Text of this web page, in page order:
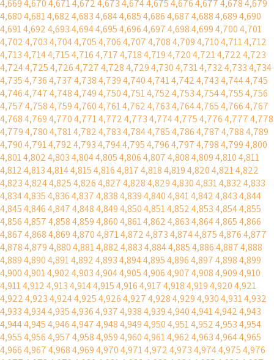
4,6694,6704,6714,6724,6734,6744,6754,6764,6774,6784,679
4,6804,6814,6824,6834,6844,6854,6864,6874,6884,6894,690
4,6914,6924,6934,6944,6954,6964,6974,6984,6994,7004,701
4,7024,7034,7044,7054,7064,7074,7084,7094,7104,7114,712
4,7134,7144,7154,7164,7174,7184,7194,7204,7214,7224,723
4,7244,7254,7264,7274,7284,7294,7304,7314,7324,7334,734
4,7354,7364,7374,7384,7394,7404,7414,7424,7434,7444,745
4,7464,7474,7484,7494,7504,7514,7524,7534,7544,7554,756
4,7574,7584,7594,7604,7614,7624,7634,7644,7654,7664,767
4,7684,7694,7704,7714,7724,7734,7744,7754,7764,7774,778
4,7794,7804,7814,7824,7834,7844,7854,7864,7874,7884,789
4,7904,7914,7924,7934,7944,7954,7964,7974,7984,7994,800
4,8014,8024,8034,8044,8054,8064,8074,8084,8094,8104,811
4,8124,8134,8144,8154,8164,8174,8184,8194,8204,8214,822
4,8234,8244,8254,8264,8274,8284,8294,8304,8314,8324,833
4,8344,8354,8364,8374,8384,8394,8404,8414,8424,8434,844
4,8454,8464,8474,8484,8494,8504,8514,8524,8534,8544,855
4,8564,8574,8584,8594,8604,8614,8624,8634,8644,8654,866
4,8674,8684,8694,8704,8714,8724,8734,8744,8754,8764,877
4,8784,8794,8804,8814,8824,8834,8844,8854,8864,8874,888
4,8894,8904,8914,8924,8934,8944,8954,8964,8974,8984,899
4,9004,9014,9024,9034,9044,9054,9064,9074,9084,9094,910
4,9114,9124,9134,9144,9154,9164,9174,9184,9194,9204,921
4,9224,9234,9244,9254,9264,9274,9284,9294,9304,9314,932
4,9334,9344,9354,9364,9374,9384,9394,9404,9414,9424,943
4,9444,9454,9464,9474,9484,9494,9504,9514,9524,9534,954
4,9554,9564,9574,9584,9594,9604,9614,9624,9634,9644,965
4,9664,9674,9684,9694,9704,9714,9724,9734,9744,9754,976